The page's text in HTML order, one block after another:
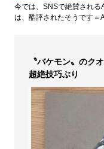
今では、SNSで絶賛される
は、酷評されたそうです＝
〝バケモン〟のク
超絶技巧ぶり